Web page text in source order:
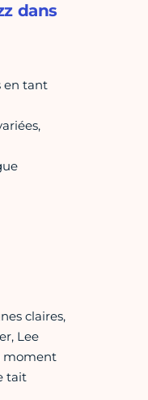
dans
en tant
claires,
Lee
moment
tait